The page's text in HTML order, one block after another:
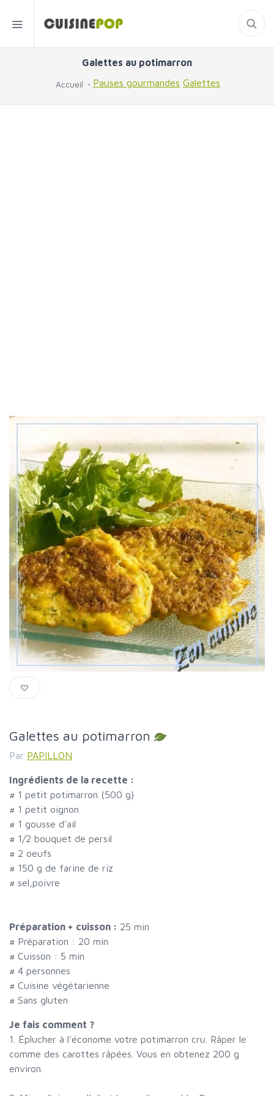
Galettes au potimarron
Accueil Pauses gourmandes Galettes
Galettes au potimarron
Par PAPILLON
Ingrédients de la recette :
# 1 petit potimarron (500 g)
# 1 petit oignon
# 1 gousse d'ail
# 1/2 bouquet de persil
# 2 oeufs
# 150 g de farine de riz
# sel,poivre
Préparation + cuisson : 25 min
# Préparation : 20 min
# Cuisson : 5 min
# 4 personnes
# Cuisine végétarienne
# Sans gluten
Je fais comment ?
1. Éplucher à l'économe votre potimarron cru. Râper le
comme des carottes râpées. Vous en obtenez 200 g
environ.